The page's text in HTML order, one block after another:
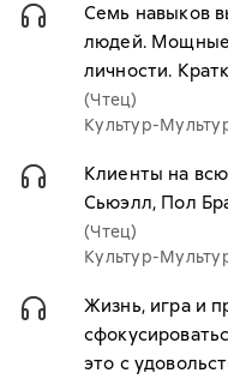
Семь навыков
людей. Мощные
личности.
(Чтец)
Культур-
Клиенты на
Сьюэлл, Пол
(Чтец)
Культур-
Жизнь, игра и
это с